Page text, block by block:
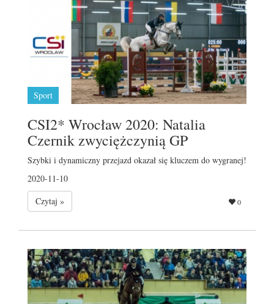
Sport
CSI2* Wrocław 2020: Natalia
Czernik zwyciężczynią GP
Szybki i dynamiczny przejazd okazał się kluczem do wygranej!
2020-11-10
Czytaj »
0